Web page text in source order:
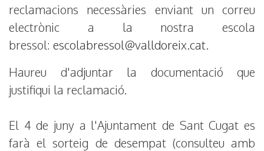
reclamacions necessàries enviant un correu
electrònic a la nostra escola
bressol: escolabressol@valldoreix.cat.
Haureu d'adjuntar la documentació que
justifiqui la reclamació.
El 4 de juny a l'Ajuntament de Sant Cugat es
farà el sorteig de desempat (consulteu amb